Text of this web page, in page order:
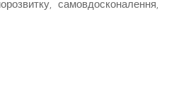
самовдосконалення,